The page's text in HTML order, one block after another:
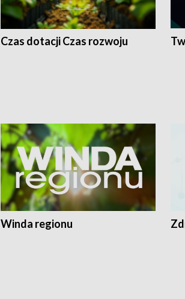
Czas dotacji Czas rozwoju
Winda regionu